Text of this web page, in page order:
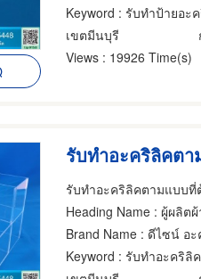
Keyword : รับทำป้ายอะ
เขตมีนบุรี
Views : 19926 Time(s)
รับทำอะคริลิคตา
รับทําอะคริลิคตามแบบที่
Heading Name : ผู้ผลิตผ้าใส ฟิล์มแ
Brand Name : ดีไซน์ อ
Keyword : รับทำอะคริลิ